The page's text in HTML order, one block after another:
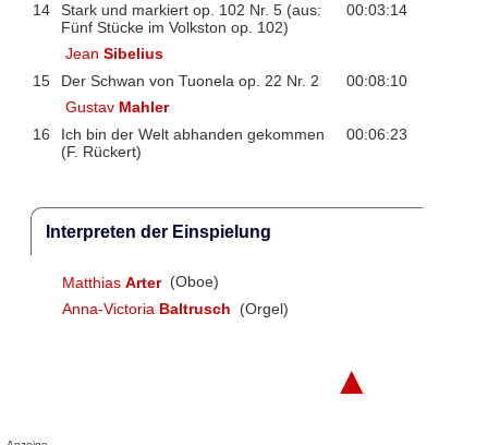
14
Stark und markiert op. 102 Nr. 5 (aus:
Fünf Stücke im Volkston op. 102)
00:03:14
JeanSibelius
15
Der Schwan von Tuonela op. 22 Nr. 2
00:08:10
Gustav Mahler
16
Ich bin der Welt abhanden gekommen
(F. Rückert)
00:06:23
Interpreten der Einspielung
Matthias Arter (Oboe)
Anna-Victoria Baltrusch (Orgel)
▲